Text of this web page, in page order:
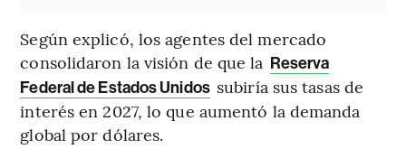
Según explicó, los agentes del mercado
consolidaron la visión de que la Reserva
Federal de Estados Unidos subiría sus tasas de
interés en 2027, lo que aumentó la demanda
global por dólares.